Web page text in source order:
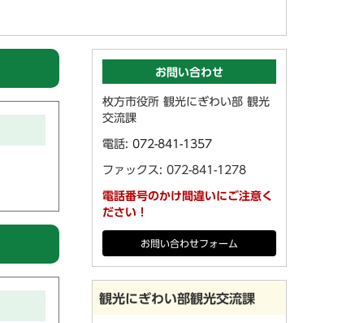
お問い合わせ
枚方市役所 観光にぎわい部 観光
交流課
電話: 072-841-1357
ファックス: 072-841-1278
電話番号のかけ間違いにご注意く
ださい！
お問い合わせフォーム
観光にぎわい部観光交流課